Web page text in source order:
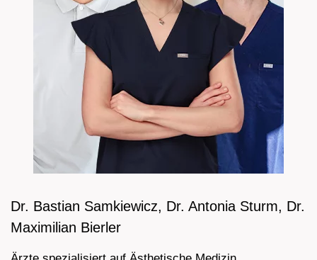
Dr. Bastian Samkiewicz, Dr. Antonia Sturm, Dr.
Maximilian Bierler